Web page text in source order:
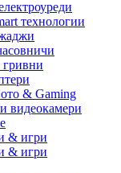
технологии
& Gaming
видеокамери
& игри
& игри